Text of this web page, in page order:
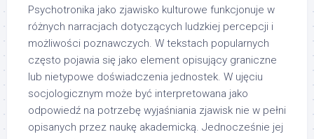
Psychotronika jako zjawisko kulturowe funkcjonuje w
różnych narracjach dotyczących ludzkiej percepcji i
możliwości poznawczych. W tekstach popularnych
często pojawia się jako element opisujący graniczne
lub nietypowe doświadczenia jednostek. W ujęciu
socjologicznym może być interpretowana jako
odpowiedź na potrzebę wyjaśniania zjawisk nie w pełni
opisanych przez naukę akademicką. Jednocześnie jej